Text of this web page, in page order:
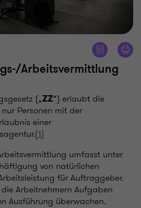
Arbeitsvermittlung
(„ZZ“) erlaubt die
Personen mit der
einer
[1]
umfasst unter
von natürlichen
für Auftraggeber.
Arbeitnehmern Aufgaben
Ausführung überwachen.